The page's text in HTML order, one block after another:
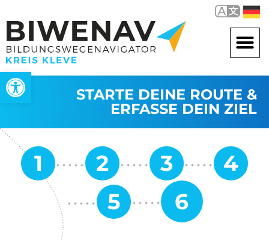
Werkzeugleiste öffnen
STARTE DEINE ROUTE &
ERFASSE DEIN ZIEL